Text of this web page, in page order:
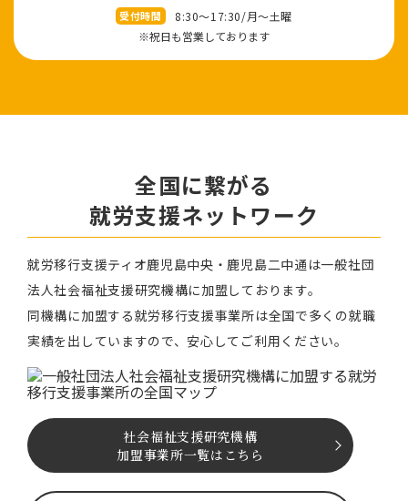
受付時間
8:30～17:30/⽉〜⼟曜
※祝⽇も営業しております
全国に繋がる
就労⽀援ネットワーク
就労移⾏⽀援ティオ⿅児島中央・鹿児島二中通は⼀般社団
法⼈社会福祉⽀援研究機構に加盟しております。
同機構に加盟する就労移⾏⽀援事業所は全国で多くの就職
実績を出していますので、安⼼してご利⽤ください。
社会福祉⽀援研究機構
加盟事業所一覧はこちら